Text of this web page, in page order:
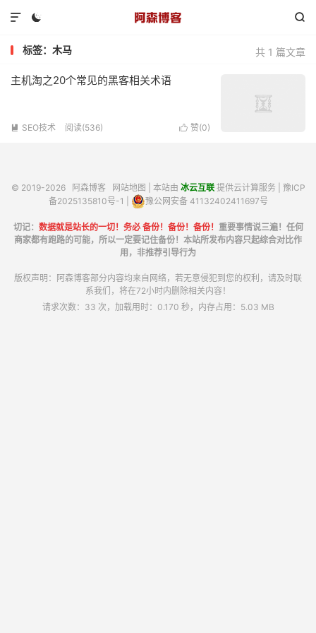
 

共 1 篇文章
标签：木马
主机淘之20个常见的黑客相关术语
 赞(0)
 SEO技术 阅读(536)
© 2019-2026 阿森博客 网站地图 | 本站由 冰云互联提供云计算服务 | 豫ICP
备2025135810号-1
豫公网安备 41132402411697号
切记： 数据就是站长的一切！务必 备份！备份！备份！ 重要事情说三遍！任何
商家都有跑路的可能，所以一定要记住备份！本站所发布内容只起综合对比作
用，非推荐引导行为
版权声明：阿森博客部分内容均来自网络，若无意侵犯到您的权利，请及时联
系我们，将在72小时内删除相关内容！
请求次数：33 次，加载用时：0.170 秒，内存占用：5.03 MB